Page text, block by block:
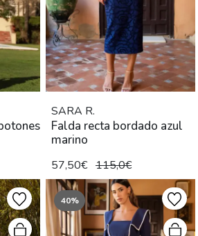
SARA R.
Falda recta bordado azul
marino
57,50€ 115,0€
40%